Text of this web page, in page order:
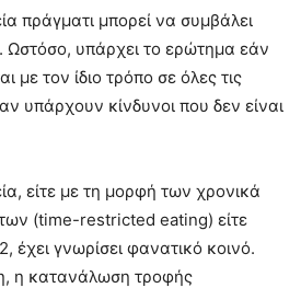
πράγματι μπορεί να συμβάλει
Ωστόσο, υπάρχει το ερώτημα εάν
με τον ίδιο τρόπο σε όλες τις
υπάρχουν κίνδυνοι που δεν είναι
είτε με τη μορφή των χρονικά
(time-restricted eating) είτε
έχει γνωρίσει φανατικό κοινό.
η κατανάλωση τροφής